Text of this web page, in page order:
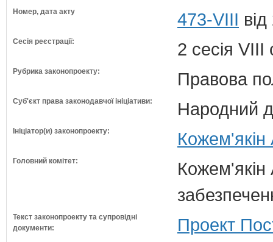
Номер, дата акту 473-VIII
Сесія реєстрації: 2 сесія VIII
Рубрика законопроекту: Правова
Суб'єкт права законодавчої ініціативи: Народний
Ініціатор(и) законопроекту: Кожем'якін
Головний комітет:
Кожем'якін
Текст законопроекту та супровідні
документи:
Проект